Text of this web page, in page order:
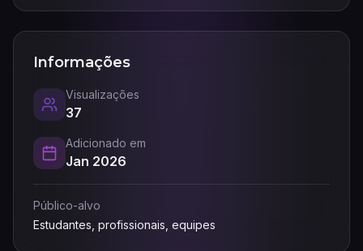
Informações
Visualizações
37
Adicionado em
Jan 2026
Público-alvo
Estudantes, profissionais, equipes